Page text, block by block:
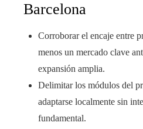
Barcelona
Corroborar el encaje entre
menos un mercado clave
expansión amplia.
Delimitar los módulos del
adaptarse localmente sin
fundamental.